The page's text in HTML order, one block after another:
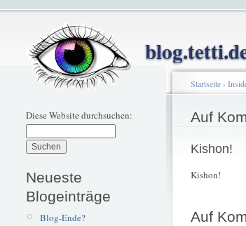
Diese Website durchsuchen:
Neueste
Blogeinträge
Blog-Ende?
Startseite›
Auf
Kishon!
Kishon!
Auf